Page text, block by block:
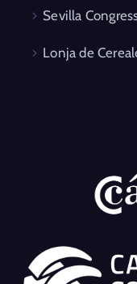
Sevilla
Lonja de